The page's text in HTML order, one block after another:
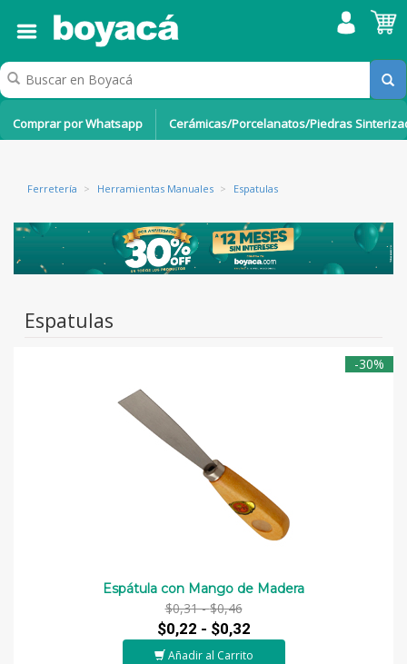
Comprar por Whatsapp Cerámicas/Porcelanatos/Piedras
Ferretería > Herramientas Manuales > Espatulas
Espatulas
-30%
Espátula con Mango de Madera
$0,31 -$0,46
$0,22 - $0,32
Añadir al Carrito